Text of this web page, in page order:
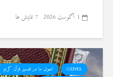
1 آگوست 2026 7 نمایش ها
GENEL اصول ما در تفسیر قرآن کریم